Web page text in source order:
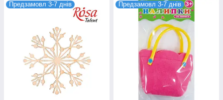
Предзамовл 3-7 днів Предзамовл 3-7 днів